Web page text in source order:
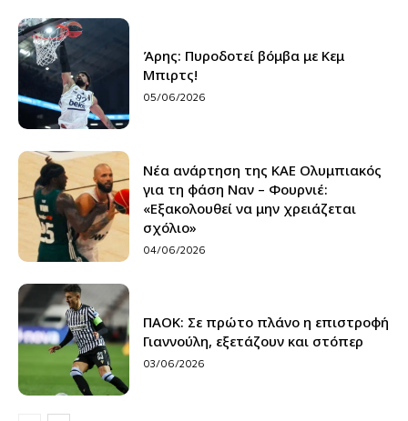
Άρης: Πυροδοτεί βόμβα με Κεμ
Μπιρτς!
05/06/2026
Νέα ανάρτηση της ΚΑΕ Ολυμπιακός
για τη φάση Ναν – Φουρνιέ:
«Εξακολουθεί να μην χρειάζεται
σχόλιο»
04/06/2026
ΠΑΟΚ: Σε πρώτο πλάνο η επιστροφή
Γιαννούλη, εξετάζουν και στόπερ
03/06/2026